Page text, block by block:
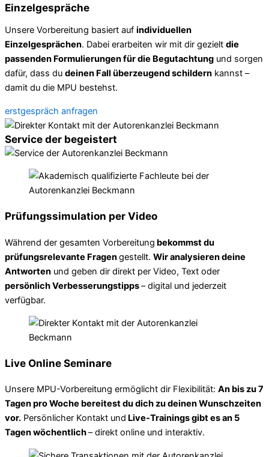
Einzelgespräche
Unsere Vorbereitung basiert auf individuellen
Einzelgesprächen. Dabei erarbeiten wir mit dir gezielt die
passenden Formulierungen für die Begutachtung und sorgen
dafür, dass du deinen Fall überzeugend schildern kannst –
damit du die MPU bestehst.
erstgespräch anfragen
Service der begeistert
Prüfungssimulation per Video
Während der gesamten Vorbereitung bekommst du
prüfungsrelevante Fragengestellt. Wir analysieren deine
Antworten und geben dir direkt per Video, Text oder
persönlich Verbesserungstipps– digital und jederzeit
verfügbar.
Live Online Seminare
Unsere MPU-Vorbereitung ermöglicht dir Flexibilität: An bis zu 7
Tagen pro Woche bereitest du dich zu deinen Wunschzeiten
vor. Persönlicher Kontakt und Live-Trainings gibt es an 5
Tagen wöchentlich– direkt online und interaktiv.